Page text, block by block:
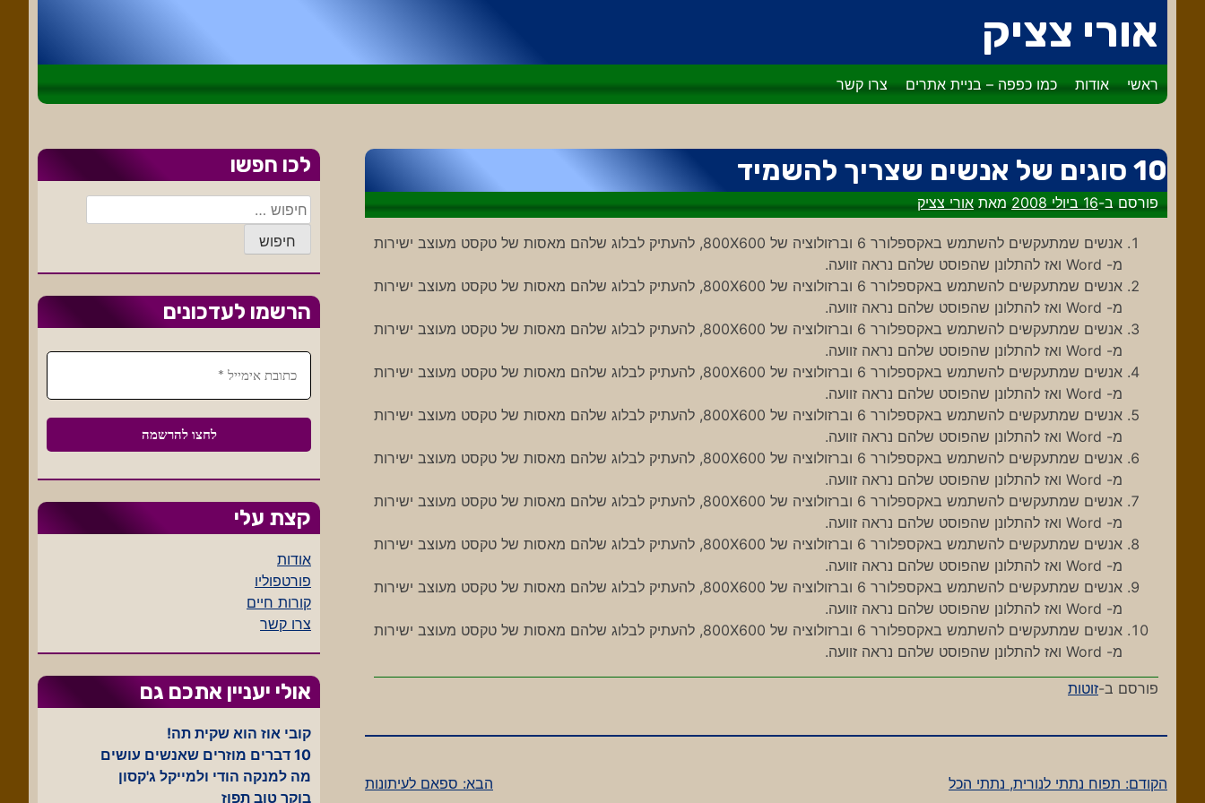
לתוכן
אורי צציק
ראשי אודות כמו כפפה – בניית אתרים צרו קשר
10 סוגים של אנשים שצריך להשמיד
פורסם ב-16 ביולי 2008 מאתאורי צציק
אנשים שמתעקשים להשתמש באקספלורר 6 וברזולוציה של 800X600, להעתיק לבלוג שלהם מאסות של טקסט מעוצב ישירות
מ- Word ואז להתלונן שהפוסט שלהם נראה זוועה.
אנשים שמתעקשים להשתמש באקספלורר 6 וברזולוציה של 800X600, להעתיק לבלוג שלהם מאסות של טקסט מעוצב ישירות
מ- Word ואז להתלונן שהפוסט שלהם נראה זוועה.
אנשים שמתעקשים להשתמש באקספלורר 6 וברזולוציה של 800X600, להעתיק לבלוג שלהם מאסות של טקסט מעוצב ישירות
מ- Word ואז להתלונן שהפוסט שלהם נראה זוועה.
אנשים שמתעקשים להשתמש באקספלורר 6 וברזולוציה של 800X600, להעתיק לבלוג שלהם מאסות של טקסט מעוצב ישירות
מ- Word ואז להתלונן שהפוסט שלהם נראה זוועה.
אנשים שמתעקשים להשתמש באקספלורר 6 וברזולוציה של 800X600, להעתיק לבלוג שלהם מאסות של טקסט מעוצב ישירות
מ- Word ואז להתלונן שהפוסט שלהם נראה זוועה.
אנשים שמתעקשים להשתמש באקספלורר 6 וברזולוציה של 800X600, להעתיק לבלוג שלהם מאסות של טקסט מעוצב ישירות
מ- Word ואז להתלונן שהפוסט שלהם נראה זוועה.
אנשים שמתעקשים להשתמש באקספלורר 6 וברזולוציה של 800X600, להעתיק לבלוג שלהם מאסות של טקסט מעוצב ישירות
מ- Word ואז להתלונן שהפוסט שלהם נראה זוועה.
אנשים שמתעקשים להשתמש באקספלורר 6 וברזולוציה של 800X600, להעתיק לבלוג שלהם מאסות של טקסט מעוצב ישירות
מ- Word ואז להתלונן שהפוסט שלהם נראה זוועה.
אנשים שמתעקשים להשתמש באקספלורר 6 וברזולוציה של 800X600, להעתיק לבלוג שלהם מאסות של טקסט מעוצב ישירות
מ- Word ואז להתלונן שהפוסט שלהם נראה זוועה.
אנשים שמתעקשים להשתמש באקספלורר 6 וברזולוציה של 800X600, להעתיק לבלוג שלהם מאסות של טקסט מעוצב ישירות
מ- Word ואז להתלונן שהפוסט שלהם נראה זוועה.
פורסם ב-זוטות
ניווט
הקודם: תפוח נתתי לנורית, נתתי הכל הבא: ספאם לעיתונות
לכו חפשו
חיפוש:
הרשמו לעדכונים
קצת עלי
אודות
פורטפוליו
קורות חיים
צרו קשר
אולי יעניין אתכם גם
קובי אוז הוא שקית תה!
10 דברים מוזרים שאנשים עושים
מה למנקה הודי ולמייקל ג'קסון
בוקר טוב תפוז